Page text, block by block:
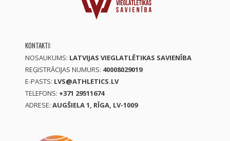
KONTAKTI:
NOSAUKUMS: LATVIJAS VIEGLATLĒTIKAS SAVIENĪBA
REĢISTRĀCIJAS NUMURS: 40008029019
E-PASTS: LVS@ATHLETICS.LV
TELEFONS: +371 29511674
ADRESE: AUGŠIELA 1, RĪGA, LV-1009